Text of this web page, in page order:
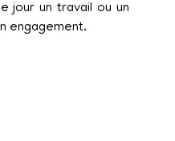
jour un travail ou un
engagement.